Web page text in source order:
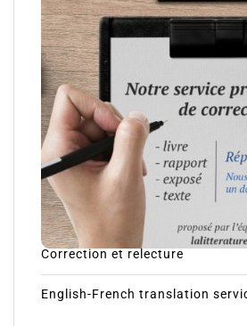
Correction et relecture
English-French translation